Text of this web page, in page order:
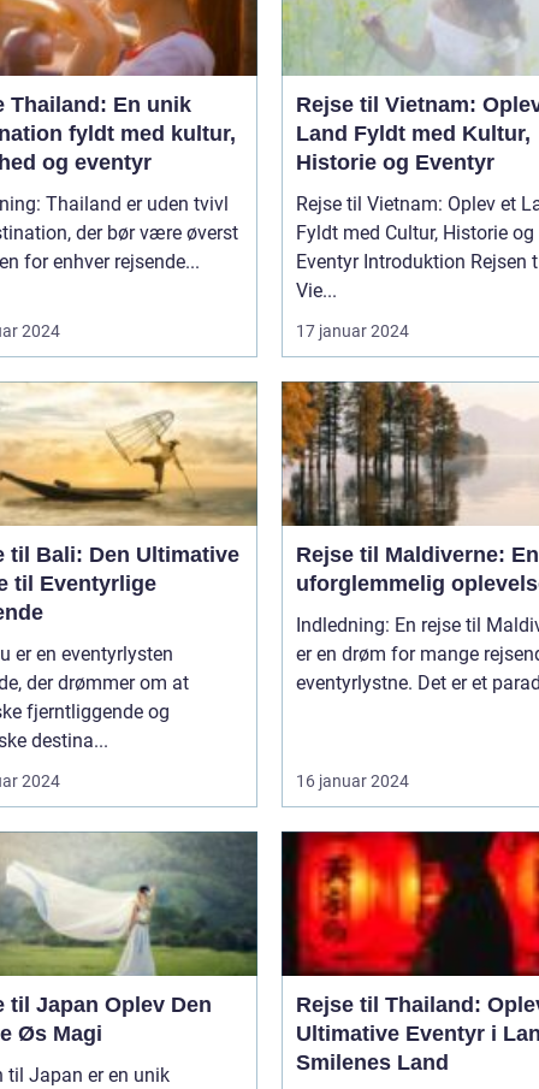
Thailand: En unik
fyldt med kultur,
og eventyr
Thailand er uden tvivl
der bør være øverst
for enhver rejsende...
2024
Rejse til Vietnam:
Land Fyldt med Kultur,
Historie og Eventyr
Rejse til Vietnam: Oplev et
Fyldt med Cultur, Historie og
Eventyr Introduktion Rejsen til
Vie...
17 januar 2024
til Bali: Den Ultimative
til Eventyrlige
er en eventyrlysten
der drømmer om at
fjerntliggende og
destina...
2024
Rejse til Maldiverne: En
uforglemmelig
Indledning: En rejse til
er en drøm for mange
eventyrlystne. Det er et
16 januar 2024
Oplev Den
Øs Magi
til Japan er en unik
Rejse til Thailand:
Ultimative Eventyr i
Smilenes Land